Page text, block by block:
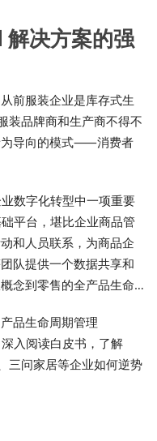
解决方案的强
前服装企业是库存式生
装品牌商和生产商不得不
为导向的模式⸺消费者
数字化转型中一项重要
平台，堪比企业商品管
和人员联系，为商品企
队提供一个数据共享和
念到零售的全产品生命
品生命周期管理
入阅读白皮书，了解
三问家居等企业如何逆势